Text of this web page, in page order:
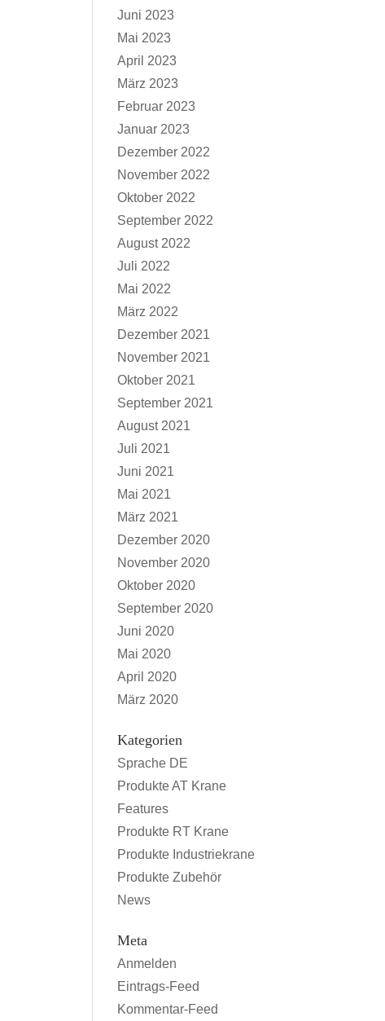
Juni 2023
Mai 2023
April 2023
März 2023
Februar 2023
Januar 2023
Dezember 2022
November 2022
Oktober 2022
September 2022
August 2022
Juli 2022
Mai 2022
März 2022
Dezember 2021
November 2021
Oktober 2021
September 2021
August 2021
Juli 2021
Juni 2021
Mai 2021
März 2021
Dezember 2020
November 2020
Oktober 2020
September 2020
Juni 2020
Mai 2020
April 2020
März 2020
Kategorien
Sprache DE
Produkte AT Krane
Features
Produkte RT Krane
Produkte Industriekrane
Produkte Zubehör
News
Meta
Anmelden
Eintrags-Feed
Kommentar-Feed